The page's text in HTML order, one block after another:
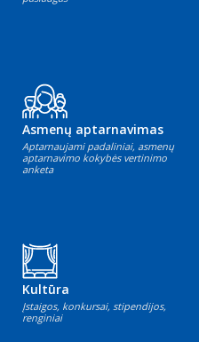
Asmenų aptarnavimas
Aptarnaujami padaliniai, asmenų
aptarnavimo kokybės vertinimo
anketa
Kultūra
Įstaigos, konkursai, stipendijos,
renginiai